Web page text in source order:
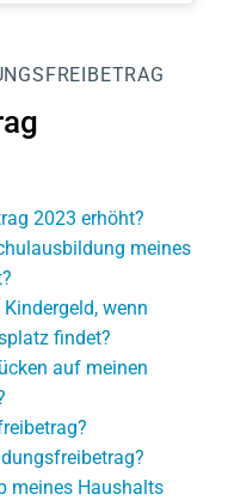
2023 erhöht?
meines
wenn
findet?
auf meinen
meines Haushalts